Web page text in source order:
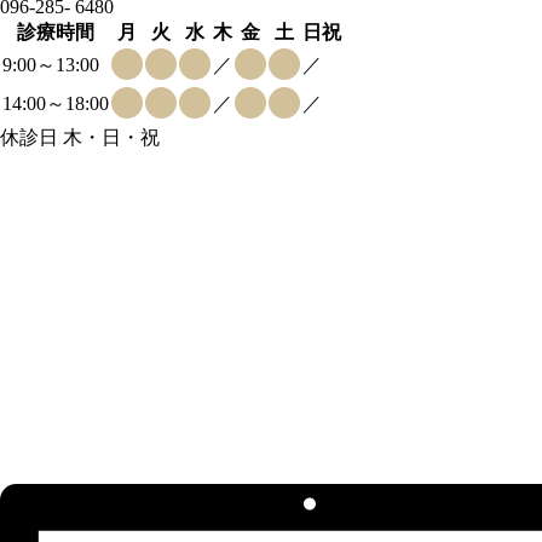
096-285- 6480
診療時間
月 火 水 木 金 土
日祝
9:00～13:00
／
／
14:00～18:00
／
／
休診日 木・日・祝